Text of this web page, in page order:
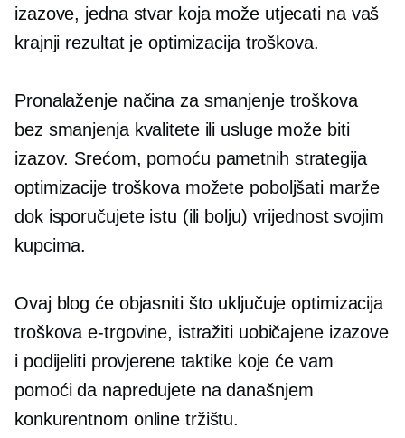
izazove, jedna stvar koja može utjecati na vaš
krajnji rezultat je optimizacija troškova.
Pronalaženje načina za smanjenje troškova
bez smanjenja kvalitete ili usluge može biti
izazov. Srećom, pomoću pametnih strategija
optimizacije troškova možete poboljšati marže
dok isporučujete istu (ili bolju) vrijednost svojim
kupcima.
Ovaj blog će objasniti što uključuje optimizacija
troškova e-trgovine, istražiti uobičajene izazove
i podijeliti provjerene taktike koje će vam
pomoći da napredujete na današnjem
konkurentnom online tržištu.